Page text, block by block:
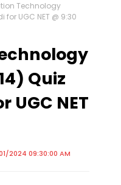
Technology
for UGC NET @ 9:30
Quiz
UGC NET
2024 09:30:00 AM